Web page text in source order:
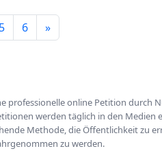
5 6 »
professionelle online Petition durch
werden täglich in den Medien
Methode, die Öffentlichkeit zu
zu werden.